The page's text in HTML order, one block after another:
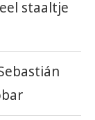
staaltje